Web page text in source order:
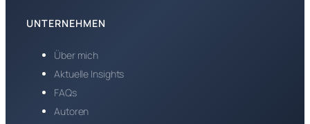
UNTERNEHMEN
Über mich
Aktuelle Insights
FAQs
Autoren